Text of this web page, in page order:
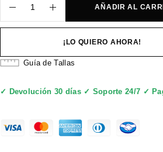
AÑADIR AL
¡LO QUIERO AHORA!
Guía de Tallas
✓ Devolución 30 días ✓ Soporte 24/7 ✓